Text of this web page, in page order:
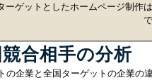
ーゲットとしたホームページ制作
合相手の分析
の企業と全国ターゲットの企業の